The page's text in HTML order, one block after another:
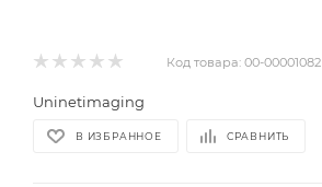
Код товара: 00-00001082
Uninetimaging
В ИЗБРАННОЕ СРАВНИТЬ